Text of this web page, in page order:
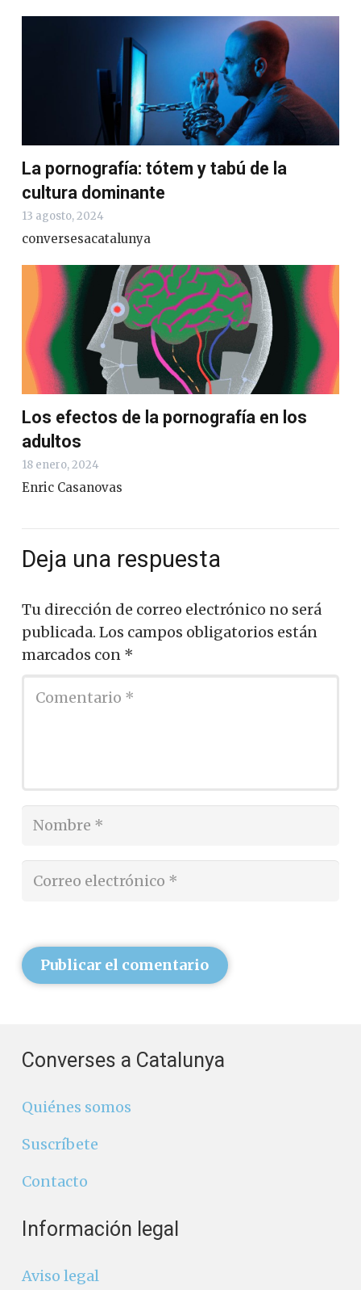
La pornografía: tótem y tabú de la
cultura dominante
13 agosto, 2024
conversesacatalunya
Los efectos de la pornografía en los
adultos
18 enero, 2024
Enric Casanovas
Deja una respuesta
Tu dirección de correo electrónico no será
publicada. Los campos obligatorios están
marcados con *
Publicar el comentario
Converses a Catalunya
Quiénes somos
Suscríbete
Contacto
Información legal
Aviso legal